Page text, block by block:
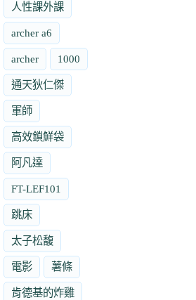
人性課外課
archer a6
archer 1000
通天狄仁傑
軍師
高效鎖鮮袋
阿凡達
FT-LEF101
跳床
太子松馥
電影 薯條
肯德基的炸雞